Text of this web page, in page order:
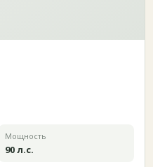
Мощность
90 л.с.